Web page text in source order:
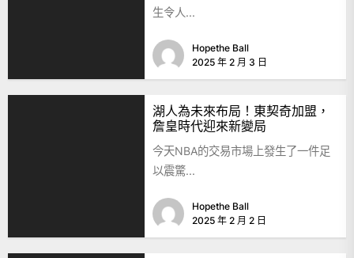
生令人...
Hopethe Ball
2025 年 2 月 3 日
湖人為未來布局！東契奇加盟，
詹皇時代迎來新變局
今天NBA的交易市場上發生了一件足
以震驚...
Hopethe Ball
2025 年 2 月 2 日